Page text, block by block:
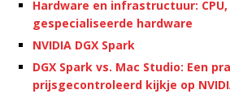
Hardware en infrastructuur: CPU,
gespecialiseerde hardware
NVIDIA DGX Spark
DGX Spark vs. Mac Studio: Een
prijsgecontroleerd kijkje op